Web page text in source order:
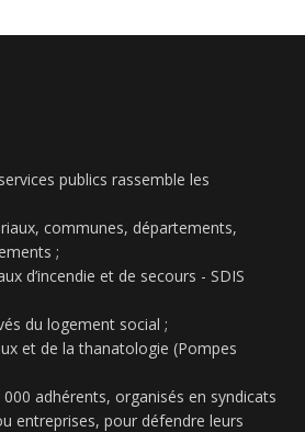
publics rassemble les
communes, départements,
;
d’incendie et de secours - SDIS
du logement social ;
et de la thanatologie (Pompes
adhérents, organisés en syndicats
entreprises, pour défendre leurs